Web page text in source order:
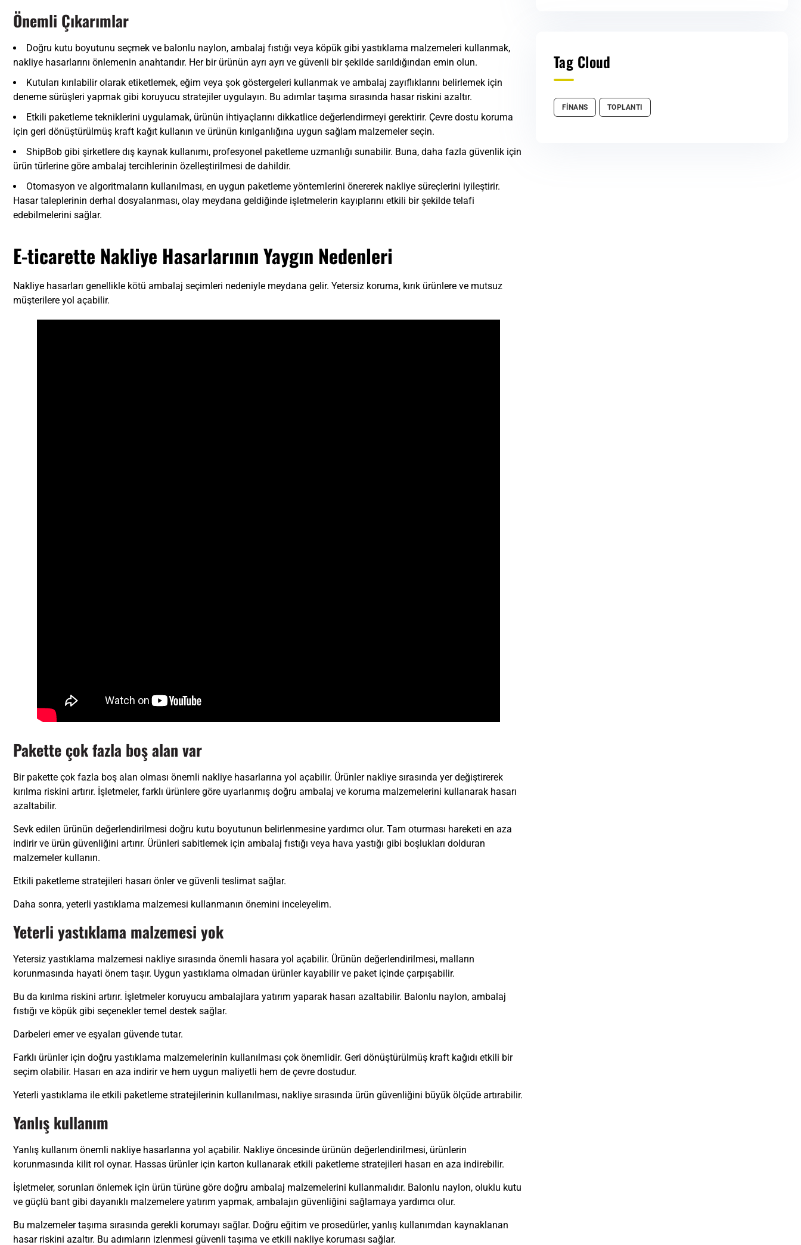
Önemli Çıkarımlar
Doğru kutu boyutunu seçmek ve balonlu naylon, ambalaj fıstığı veya köpük gibi yastıklama malzemeleri kullanmak,
nakliye hasarlarını önlemenin anahtarıdır. Her bir ürünün ayrı ayrı ve güvenli bir şekilde sarıldığından emin olun.
Kutuları kırılabilir olarak etiketlemek, eğim veya şok göstergeleri kullanmak ve ambalaj zayıflıklarını belirlemek için
deneme sürüşleri yapmak gibi koruyucu stratejiler uygulayın. Bu adımlar taşıma sırasında hasar riskini azaltır.
Etkili paketleme tekniklerini uygulamak, ürünün ihtiyaçlarını dikkatlice değerlendirmeyi gerektirir. Çevre dostu koruma
için geri dönüştürülmüş kraft kağıt kullanın ve ürünün kırılganlığına uygun sağlam malzemeler seçin.
ShipBob gibi şirketlere dış kaynak kullanımı, profesyonel paketleme uzmanlığı sunabilir. Buna, daha fazla güvenlik için
ürün türlerine göre ambalaj tercihlerinin özelleştirilmesi de dahildir.
Otomasyon ve algoritmaların kullanılması, en uygun paketleme yöntemlerini önererek nakliye süreçlerini iyileştirir.
Hasar taleplerinin derhal dosyalanması, olay meydana geldiğinde işletmelerin kayıplarını etkili bir şekilde telafi
edebilmelerini sağlar.
E-ticarette Nakliye Hasarlarının Yaygın Nedenleri
Nakliye hasarları genellikle kötü ambalaj seçimleri nedeniyle meydana gelir. Yetersiz koruma, kırık ürünlere ve mutsuz
müşterilere yol açabilir.
Pakette çok fazla boş alan var
Bir pakette çok fazla boş alan olması önemli nakliye hasarlarına yol açabilir. Ürünler nakliye sırasında yer değiştirerek
kırılma riskini artırır. İşletmeler, farklı ürünlere göre uyarlanmış doğru ambalaj ve koruma malzemelerini kullanarak hasarı
azaltabilir.
Sevk edilen ürünün değerlendirilmesi doğru kutu boyutunun belirlenmesine yardımcı olur. Tam oturması hareketi en aza
indirir ve ürün güvenliğini artırır. Ürünleri sabitlemek için ambalaj fıstığı veya hava yastığı gibi boşlukları dolduran
malzemeler kullanın.
Etkili paketleme stratejileri hasarı önler ve güvenli teslimat sağlar.
Daha sonra, yeterli yastıklama malzemesi kullanmanın önemini inceleyelim.
Yeterli yastıklama malzemesi yok
Yetersiz yastıklama malzemesi nakliye sırasında önemli hasara yol açabilir. Ürünün değerlendirilmesi, malların
korunmasında hayati önem taşır. Uygun yastıklama olmadan ürünler kayabilir ve paket içinde çarpışabilir.
Bu da kırılma riskini artırır. İşletmeler koruyucu ambalajlara yatırım yaparak hasarı azaltabilir. Balonlu naylon, ambalaj
fıstığı ve köpük gibi seçenekler temel destek sağlar.
Darbeleri emer ve eşyaları güvende tutar.
Farklı ürünler için doğru yastıklama malzemelerinin kullanılması çok önemlidir. Geri dönüştürülmüş kraft kağıdı etkili bir
seçim olabilir. Hasarı en aza indirir ve hem uygun maliyetli hem de çevre dostudur.
Yeterli yastıklama ile etkili paketleme stratejilerinin kullanılması, nakliye sırasında ürün güvenliğini büyük ölçüde artırabilir.
Yanlış kullanım
Yanlış kullanım önemli nakliye hasarlarına yol açabilir. Nakliye öncesinde ürünün değerlendirilmesi, ürünlerin
korunmasında kilit rol oynar. Hassas ürünler için karton kullanarak etkili paketleme stratejileri hasarı en aza indirebilir.
İşletmeler, sorunları önlemek için ürün türüne göre doğru ambalaj malzemelerini kullanmalıdır. Balonlu naylon, oluklu kutu
ve güçlü bant gibi dayanıklı malzemelere yatırım yapmak, ambalajın güvenliğini sağlamaya yardımcı olur.
Bu malzemeler taşıma sırasında gerekli korumayı sağlar. Doğru eğitim ve prosedürler, yanlış kullanımdan kaynaklanan
hasar riskini azaltır. Bu adımların izlenmesi güvenli taşıma ve etkili nakliye koruması sağlar.
Tag Cloud
FİNANS TOPLANTI